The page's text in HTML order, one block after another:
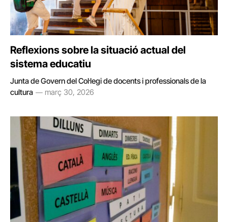
Reflexions sobre la situació actual del
sistema educatiu
Junta de Govern del Col·legi de docents i professionals de la
cultura
març 30, 2026